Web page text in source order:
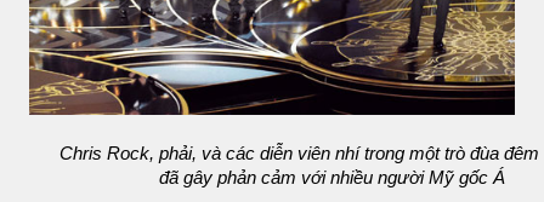
Chris Rock, phải, và các diễn viên nhí trong một trò đùa
đã gây phản cảm với nhiều người Mỹ gốc Á